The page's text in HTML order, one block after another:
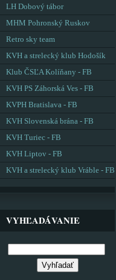
LH Dobový tábor
MHM Pohronský Ruskov
Retro sky team
KVH a strelecký klub Hodošík
Klub ČSĽA Kolíňany - FB
KVH PS Záhorská Ves - FB
KVPH Bratislava - FB
KVH Slovenská brána - FB
KVH Turiec - FB
KVH Liptov - FB
KVH a strelecký klub Vráble - FB
VYHĽADÁVANIE